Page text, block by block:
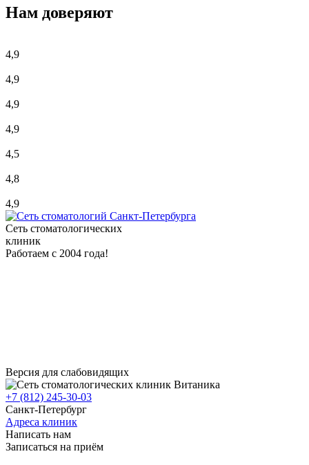
Нам доверяют
4,9
4,9
4,9
4,9
4,5
4,8
4,9
Сеть стоматологических
клиник
Работаем с 2004 года!
Версия для слабовидящих
+7 (812) 245-30-03
Санкт-Петербург
Адреса клиник
Написать нам
Записаться на приём